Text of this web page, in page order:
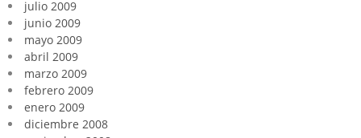
julio 2009
junio 2009
mayo 2009
abril 2009
marzo 2009
febrero 2009
enero 2009
diciembre 2008